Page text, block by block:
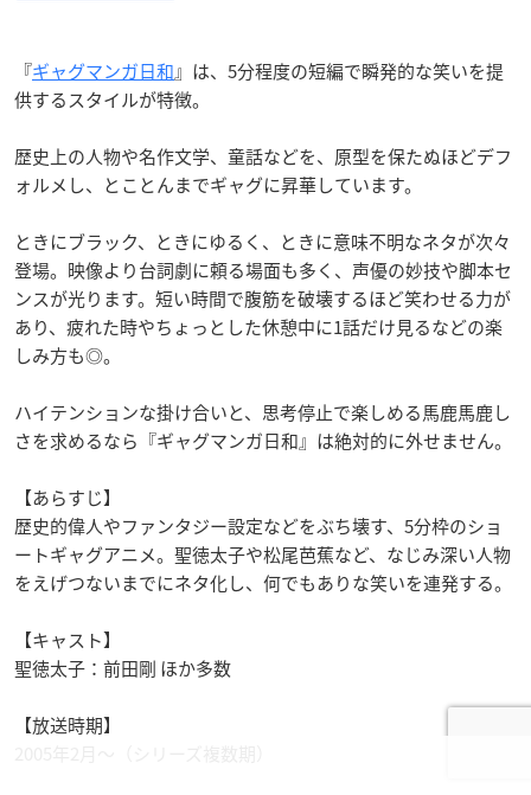
『ギャグマンガ日和』は、5分程度の短編で瞬発的な笑いを提
供するスタイルが特徴。
歴史上の人物や名作文学、童話などを、原型を保たぬほどデフ
ォルメし、とことんまでギャグに昇華しています。
ときにブラック、ときにゆるく、ときに意味不明なネタが次々
登場。映像より台詞劇に頼る場面も多く、声優の妙技や脚本セ
ンスが光ります。短い時間で腹筋を破壊するほど笑わせる力が
あり、疲れた時やちょっとした休憩中に1話だけ見るなどの楽
しみ方も◎。
ハイテンションな掛け合いと、思考停止で楽しめる馬鹿馬鹿し
さを求めるなら『ギャグマンガ日和』は絶対的に外せません。
【あらすじ】
歴史的偉人やファンタジー設定などをぶち壊す、5分枠のショ
ートギャグアニメ。聖徳太子や松尾芭蕉など、なじみ深い人物
をえげつないまでにネタ化し、何でもありな笑いを連発する。
【キャスト】
聖徳太子：前田剛 ほか多数
【放送時期】